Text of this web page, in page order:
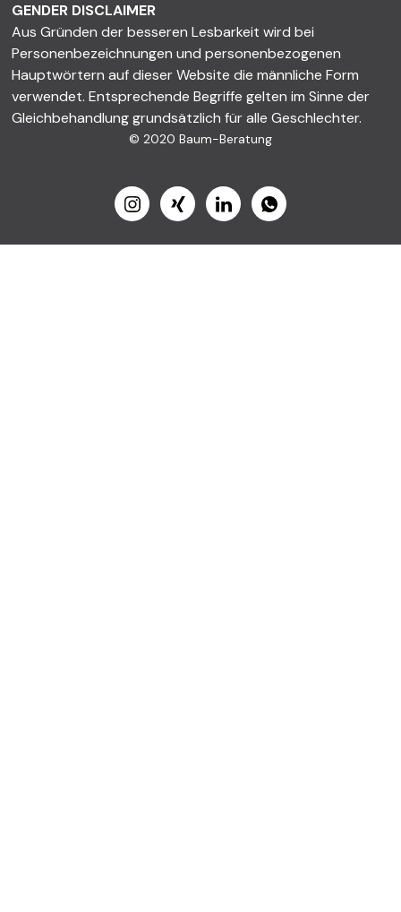
GENDER DISCLAIMER
Aus Gründen der besseren Lesbarkeit wird bei
Personenbezeichnungen und personenbezogenen
Hauptwörtern auf dieser Website die männliche Form
verwendet. Entsprechende Begriffe gelten im Sinne der
Gleichbehandlung grundsätzlich für alle Geschlechter.
© 2020 Baum-Beratung